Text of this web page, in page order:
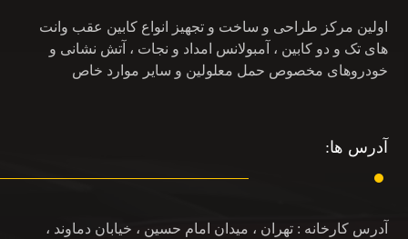
اولین مرکز طراحی و ساخت و تجهیز انواع کابین عقب وانت
های تک و دو کابین ، آمبولانس امداد و نجات ، آتش نشانی و
خودروهای مخصوص حمل معلولین و سایر موارد خاص
آدرس ها:
آدرس کارخانه : تهران ، میدان امام حسین ، خیابان دماوند ،